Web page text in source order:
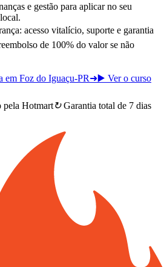
e gestão para aplicar no seu
.
acesso vitalício, suporte e garantia
de 100% do valor se não
em Foz do Iguaçu-PR➜▶️ Ver o curso
pela Hotmart↻Garantia total de 7 dias